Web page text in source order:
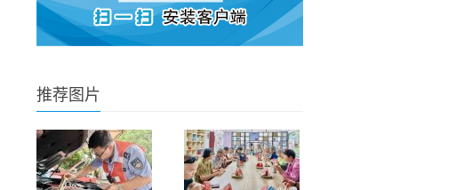
推荐图片